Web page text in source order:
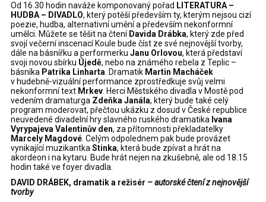
Od 16.30 hodin naváže komponovaný pořad LITERATURA –
HUDBA – DIVADLO, který potěší především ty, kterým nejsou cizí
poezie, hudba, alternativní umění a především nekonformní
umělci. Můžete se těšit na čtení Davida Drábka, který zde před
svojí večerní inscenací Koule bude číst ze své nejnovější tvorby,
dále na básnířku a performerku Janu Orlovou, která představí
svoji novou sbírku Újedě, nebo na známého rebela z Teplic –
básníka Patrika Linharta . Dramatik Martin Macháček
v hudebně-vizuální performance zprostředkuje svůj velmi
nekonformní text Mrkev. Herci Městského divadla v Mostě pod
vedením dramaturga Zdeňka Janála, který bude také celý
program moderovat, přečtou ukázku z dosud v České republice
neuvedené divadelní hry slavného ruského dramatika Ivana
Vyrypajeva Valentinův den, za přítomnosti překladatelky
Marcely Magdové. Celým odpolednem pak bude provázet
vynikající muzikantka Stinka, která bude zpívat a hrát na
akordeon i na kytaru. Bude hrát nejen na zkušebně, ale od 18.15
hodin také ve foyer divadla.
DAVID DRÁBEK, dramatik a režisér – autorské čtení z nejnovější
tvorby